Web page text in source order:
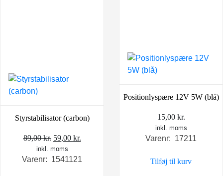
Styrstabilisator (carbon)
89,00kr. Den
oprindelige
pris
59,00 kr.
pris
inkl. moms
Varenr: 1541121
Positionlyspære 12V 5W (blå)
15,00 kr.
inkl. moms
Varenr: 17211
Tilføj til kurv